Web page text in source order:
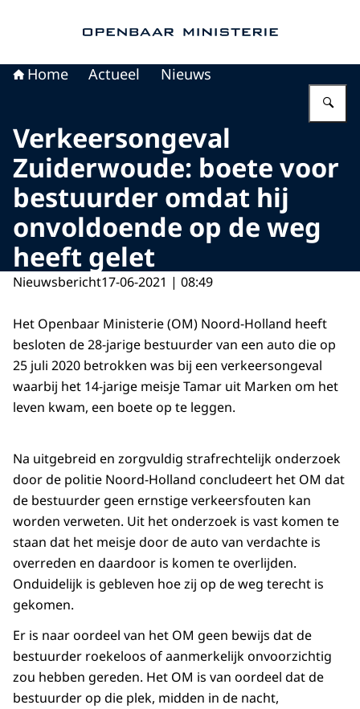
Home Actueel Nieuws
Verkeersongeval
Zuiderwoude: boete voor
bestuurder omdat hij
onvoldoende op de weg
heeft gelet
Nieuwsbericht17-06-2021 | 08:49
Het Openbaar Ministerie (OM) Noord-Holland heeft
besloten de 28-jarige bestuurder van een auto die op
25 juli 2020 betrokken was bij een verkeersongeval
waarbij het 14-jarige meisje Tamar uit Marken om het
leven kwam, een boete op te leggen.
Na uitgebreid en zorgvuldig strafrechtelijk onderzoek
door de politie Noord-Holland concludeert het OM dat
de bestuurder geen ernstige verkeersfouten kan
worden verweten. Uit het onderzoek is vast komen te
staan dat het meisje door de auto van verdachte is
overreden en daardoor is komen te overlijden.
Onduidelijk is gebleven hoe zij op de weg terecht is
gekomen.
Er is naar oordeel van het OM geen bewijs dat de
bestuurder roekeloos of aanmerkelijk onvoorzichtig
zou hebben gereden. Het OM is van oordeel dat de
bestuurder op die plek, midden in de nacht,